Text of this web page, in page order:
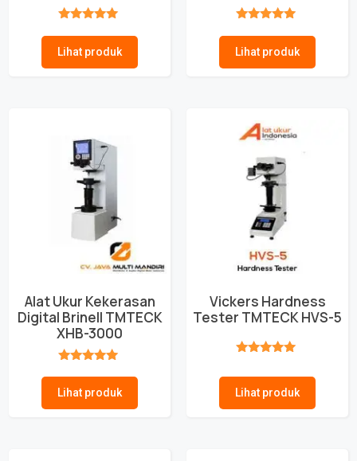
Lihat produk Lihat produk
Alat Ukur Kekerasan
Digital Brinell TMTECK
XHB-3000
Lihat produk
Vickers Hardness
Tester TMTECK HVS-5
Lihat produk